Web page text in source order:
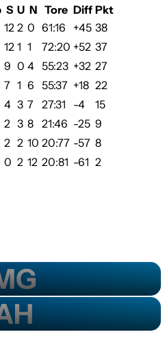
S U N Tore Diff Pkt
12 2 0 61:16 +45 38
12 1 1 72:20 +52 37
9 0 4 55:23 +32 27
7 1 6 55:37 +18 22
4 3 7 27:31 -4
15
2 3 8 21:46 -25 9
2 2 10 20:77 -57 8
0 2 12 20:81 -61 2